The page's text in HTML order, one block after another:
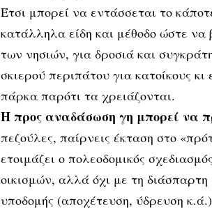
Έτσι μπορεί να εντάσσεται το
κατάλληλα είδη και μέθοδο ώστε να
των νησιών, για δροσιά και
σκιερού περιπάτου για κατοίκους
πάρκα παρότι τα χρειάζονται.
Η προς αναδάσωση γη μπορεί να
πεζούλες, παίρνεις έκταση στο
ετοιμάζει ο πολεοδομικός
οικισμών, αλλά όχι με τη
υποδομής (αποχέτευση, ύδρευση